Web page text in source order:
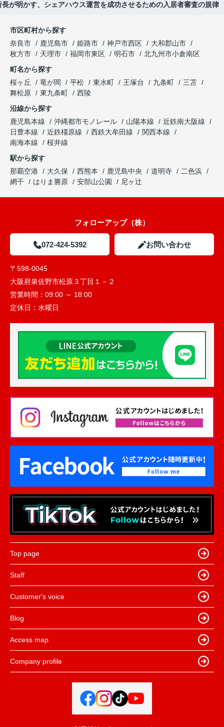
が明かす、シェアハウス運営を成功させるための入居者審査の規律
市区町村から探す
奈良市
鹿児島市 姫路市 神戸市西区
大和郡山市
枚方市
天理市 福岡市東区 明石市
北九州市小倉南区
町名から探す
桜ヶ丘
竜が岡 平松 東水町 王塚台 九条町
三苫
舞松原
東九条町
西陵
沿線から探す
鹿児島本線
沖縄都市モノレール 山陽本線
近鉄南大阪線
日豊本線
近鉄橿原線 西鉄大牟田線
関西本線
南海本線
桜井線
駅から探す
那覇空港
大久保 西熊本 鹿児島中央 道明寺
二色浜
網干
はりま勝原 安部山公園 尼ヶ辻
フォローアップ（株）
072-424-5392 お問い合わせ
〒598-0045
大阪府泉佐野市松原３丁目１－２
営業時間： 09:00 ～ 18:00
定休日： 水曜日
Top page
Staff
Customer's voice
Blog
Access map
Company profile